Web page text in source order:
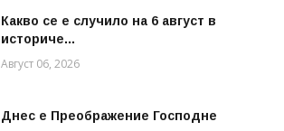
Какво се е случило на 6 август в
историче...
Август 06, 2026
Днес е Преображение Господне